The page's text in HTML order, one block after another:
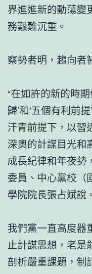
界進進新的動蕩變
務艱難沉重。
察勢者明，趨向者
“在如許的新的時
歸’和‘五個有利前
汗青前提下，以習
深奧的計謀目光和
成長紀律和年夜勢
委員、中心黨校（
學院院長張占斌說
我們黨一直高度器
止計謀思想，老是
剖析嚴重課題，制